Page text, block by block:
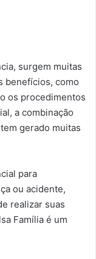
surgem muitas
benefícios, como
os procedimentos
a combinação
gerado muitas
para
ou acidente,
realizar suas
Família é um